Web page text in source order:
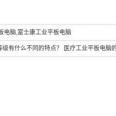
电脑,富士康工业平板电脑
有什么不同的特点？ 医疗工业平板电脑